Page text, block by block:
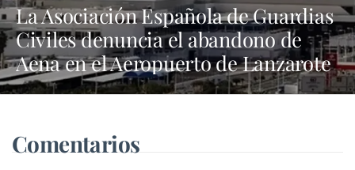
La Asociación Española de Guardias
Civiles denuncia el abandono de
Aena en el Aeropuerto de Lanzarote
Comentarios